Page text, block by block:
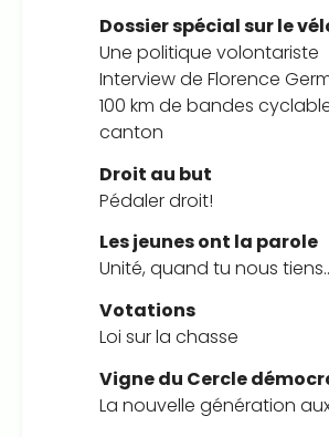
Dossier spécial sur le
Une politique volontariste
Interview de Florence
100 km de bandes
canton
Droit au but
Pédaler droit!
Les jeunes ont la parole
Unité, quand tu nous
Votations
Loi sur la chasse
Vigne du Cercle
La nouvelle génération